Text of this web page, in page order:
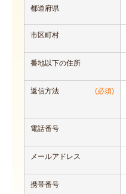
都道府県
市区町村
番地以下の住所
返信方法 (必須)
電話番号
メールアドレス
携帯番号